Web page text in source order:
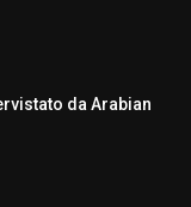
da Arabian